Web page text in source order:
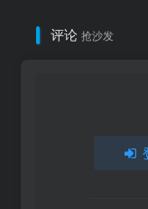
评论 抢沙发